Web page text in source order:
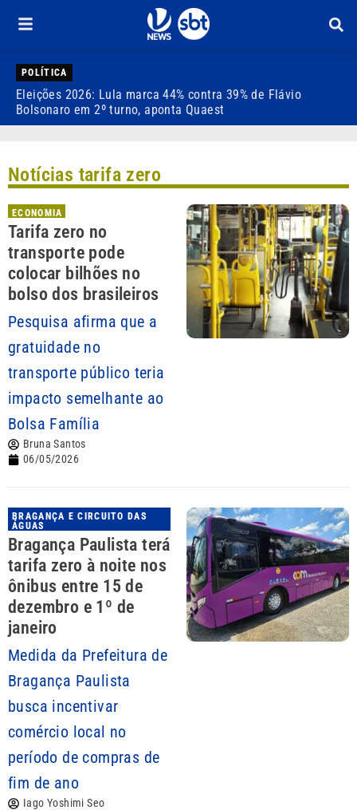
POLÍTICA
Eleições 2026: Lula marca 44% contra 39% de Flávio
Bolsonaro em 2º turno, aponta Quaest
Notícias tarifa zero
ECONOMIA
Tarifa zero no
transporte pode
colocar bilhões no
bolso dos brasileiros
Pesquisa afirma que a
gratuidade no
transporte público teria
impacto semelhante ao
Bolsa Família
Bruna Santos
06/05/2026
BRAGANÇA E CIRCUITO DAS
ÁGUAS
Bragança Paulista terá
tarifa zero à noite nos
ônibus entre 15 de
dezembro e 1º de
janeiro
Medida da Prefeitura de
Bragança Paulista
busca incentivar
comércio local no
período de compras de
fim de ano
Iago Yoshimi Seo